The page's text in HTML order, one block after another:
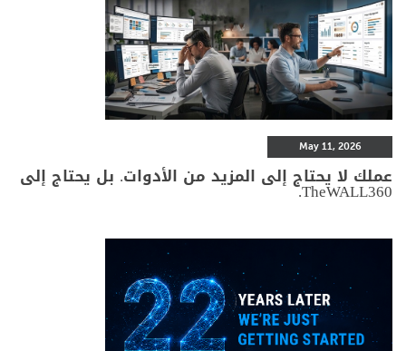
May 11, 2026
عملك لا يحتاج إلى المزيد من الأدوات. بل يحتاج إلى
TheWALL360.